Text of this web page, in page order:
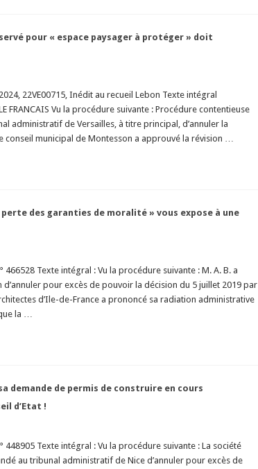
pour « espace paysager à protéger » doit
22VE00715, Inédit au recueil Lebon Texte intégral
FRANCAIS Vu la procédure suivante : Procédure contentieuse
administratif de Versailles, à titre principal, d’annuler la
conseil municipal de Montesson a approuvé la révision …
des garanties de moralité » vous expose à une
Texte intégral : Vu la procédure suivante : M. A. B. a
pour excès de pouvoir la décision du 5 juillet 2019 par
d’Ile-de-France a prononcé sa radiation administrative
la …
demande de permis de construire en cours
d’Etat !
448905 Texte intégral : Vu la procédure suivante : La société
au tribunal administratif de Nice d’annuler pour excès de